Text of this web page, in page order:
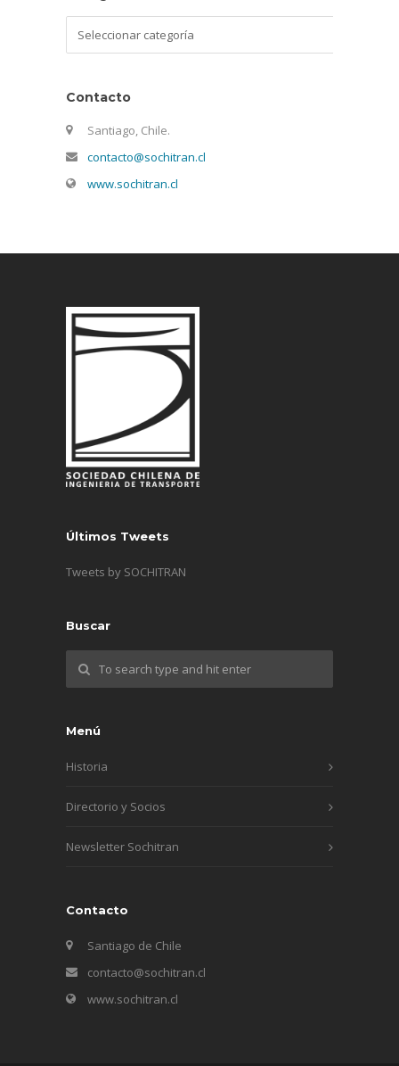
Contacto
Santiago, Chile.
contacto@sochitran.cl
www.sochitran.cl
Últimos Tweets
Tweets by SOCHITRAN
Buscar
Menú
Historia
Directorio y Socios
Newsletter Sochitran
Contacto
Santiago de Chile
contacto@sochitran.cl
www.sochitran.cl